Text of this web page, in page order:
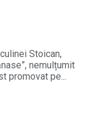
Stoican,
nemulțumit
pe...